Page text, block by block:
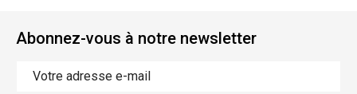
Abonnez-vous à notre newsletter